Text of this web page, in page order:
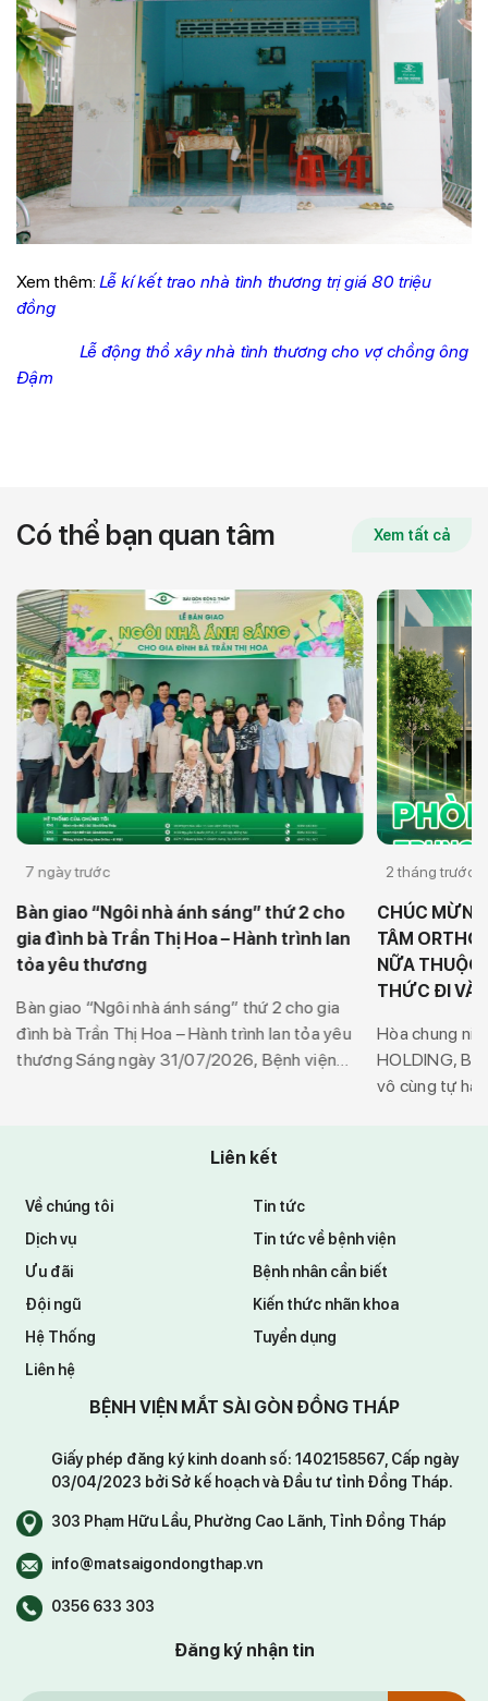
Xem thêm: Lễ kí kết trao nhà tình thương trị giá 80 triệu
đồng
Lễ động thổ xây nhà tình thương cho vợ chồng ông
Đậm
Có thể bạn quan tâm Xem tất cả
7 ngày trước
Bàn giao “Ngôi nhà ánh sáng” thứ 2 cho
gia đình bà Trần Thị Hoa – Hành trình lan
tỏa yêu thương
Bàn giao “Ngôi nhà ánh sáng” thứ 2 cho gia
đình bà Trần Thị Hoa – Hành trình lan tỏa yêu
thương Sáng ngày 31/07/2026, Bệnh viện
2 tháng trước
CHÚC
TÂM
NỮA THUỘC
THỨC ĐI
Hòa chung
HOLDING,
vô cùng tự
Liên kết
Về chúng tôi
Tin tức
Dịch vụ
Tin tức về bệnh viện
Ưu đãi
Bệnh nhân cần biết
Đội ngũ
Kiến thức nhãn khoa
Hệ Thống
Tuyển dụng
Liên hệ
Đăng ký nhận tin
BỆNH VIỆN MẮT SÀI GÒN ĐỒNG THÁP
Giấy phép đăng ký kinh doanh số: 1402158567, Cấp ngày
03/04/2023 bởi Sở kế hoạch và Đầu tư tỉnh Đồng Tháp.
303 Phạm Hữu Lầu, Phường Cao Lãnh, Tỉnh Đồng Tháp
info@matsaigondongthap.vn
0356 633 303